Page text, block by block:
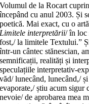
Volumul de la Rocart
începând cu anul 2003. Și
poetică. Mai exact, cu o
Limitele interpretării/ în loc
fost,/ la limitele Textului.”
într-un cântec stănescian,
semnificații, realități și
speculațiile interpretativ-
văd/ lunecând, lunecând,/
evaporate,/ știu acum sigur
nevoie/ de aprobarea mea